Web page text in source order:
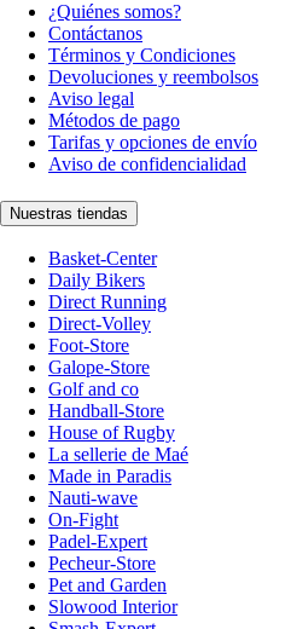
¿Quiénes somos?
Contáctanos
Términos y Condiciones
Devoluciones y reembolsos
Aviso legal
Métodos de pago
Tarifas y opciones de envío
Aviso de confidencialidad
Nuestras tiendas
Basket-Center
Daily Bikers
Direct Running
Direct-Volley
Foot-Store
Galope-Store
Golf and co
Handball-Store
House of Rugby
La sellerie de Maé
Made in Paradis
Nauti-wave
On-Fight
Padel-Expert
Pecheur-Store
Pet and Garden
Slowood Interior